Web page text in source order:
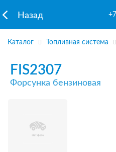
Назад
Каталог Топливная система
FIS2307
Форсунка бензиновая